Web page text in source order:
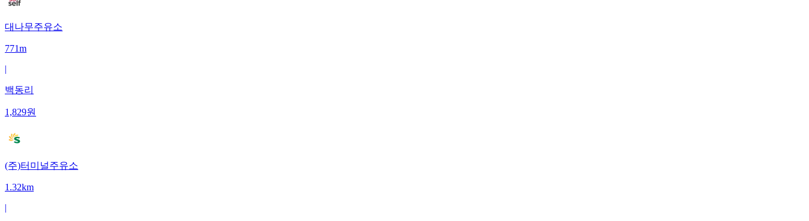
대나무주유소
771m
|
백동리
1,829원
(주)터미널주유소
1.32km
|